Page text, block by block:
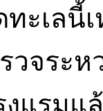
ะเลนี้
วจระ
แรมแ